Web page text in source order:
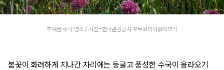
초여름 수국 명소 / 사진=한국관광공사 포토코리아@이효직
봄꽃이 화려하게 지나간 자리에는 둥굴고 풍성한 수국이 올라오기